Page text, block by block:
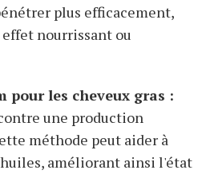
plus efficacement,
nourrissant ou
pour les cheveux gras :
une production
méthode peut aider à
améliorant ainsi l'état